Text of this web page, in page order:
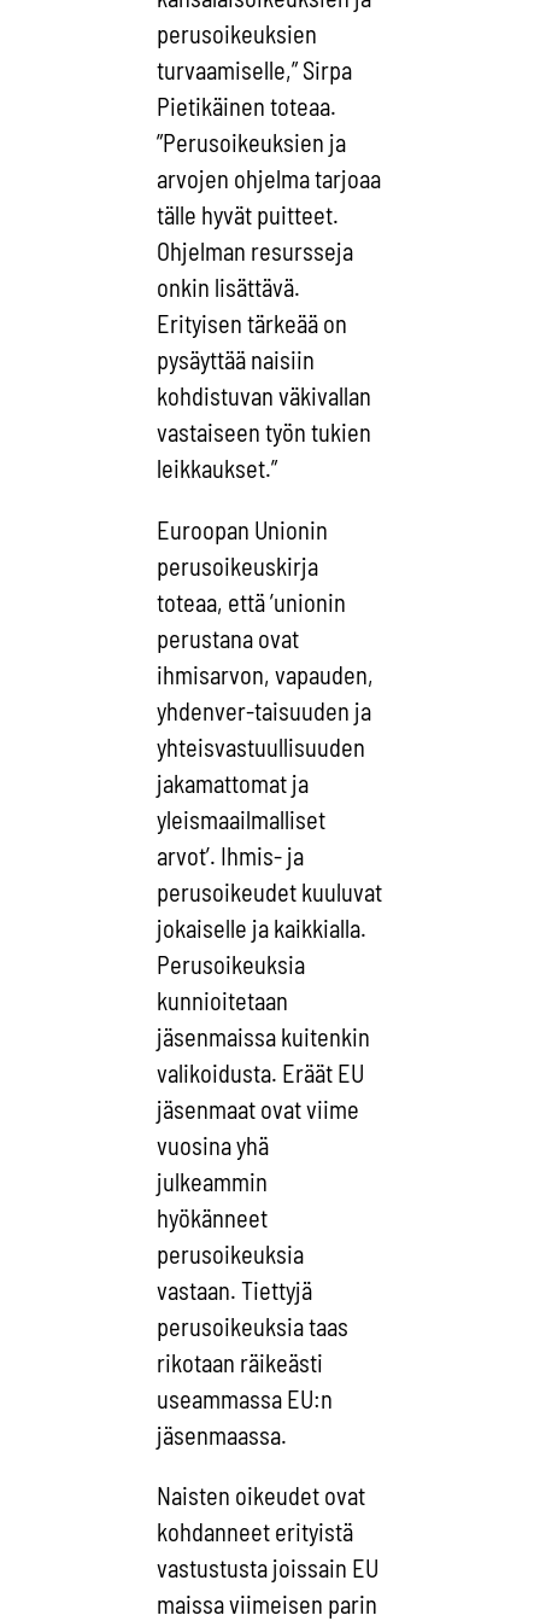
perusoikeuksien
turvaamiselle,” Sirpa
Pietikäinen toteaa.
”Perusoikeuksien ja
arvojen ohjelma tarjoaa
tälle hyvät puitteet.
Ohjelman resursseja
onkin lisättävä.
Erityisen tärkeää on
pysäyttää naisiin
kohdistuvan väkivallan
vastaiseen työn tukien
leikkaukset.”
Euroopan Unionin
perusoikeuskirja
toteaa, että ’unionin
perustana ovat
ihmisarvon, vapauden,
yhdenver-taisuuden ja
yhteisvastuullisuuden
jakamattomat ja
yleismaailmalliset
arvot’. Ihmis- ja
perusoikeudet kuuluvat
jokaiselle ja kaikkialla.
Perusoikeuksia
kunnioitetaan
jäsenmaissa kuitenkin
valikoidusta. Eräät EU
jäsenmaat ovat viime
vuosina yhä
julkeammin
hyökänneet
perusoikeuksia
vastaan. Tiettyjä
perusoikeuksia taas
rikotaan räikeästi
useammassa EU:n
jäsenmaassa.
Naisten oikeudet ovat
kohdanneet erityistä
vastustusta joissain EU
maissa viimeisen parin